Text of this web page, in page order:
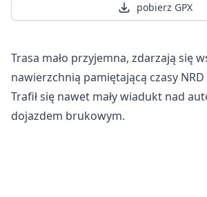
pobierz GPX
Trasa mało przyjemna, zdarzają się
nawierzchnią pamiętającą czasy
Trafił się nawet mały wiadukt nad
dojazdem brukowym.